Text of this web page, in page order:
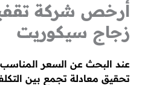
أرخص شركة
زجاج سيكوريت
عند البحث عن السعر
تحقيق معادلة تجمع بين